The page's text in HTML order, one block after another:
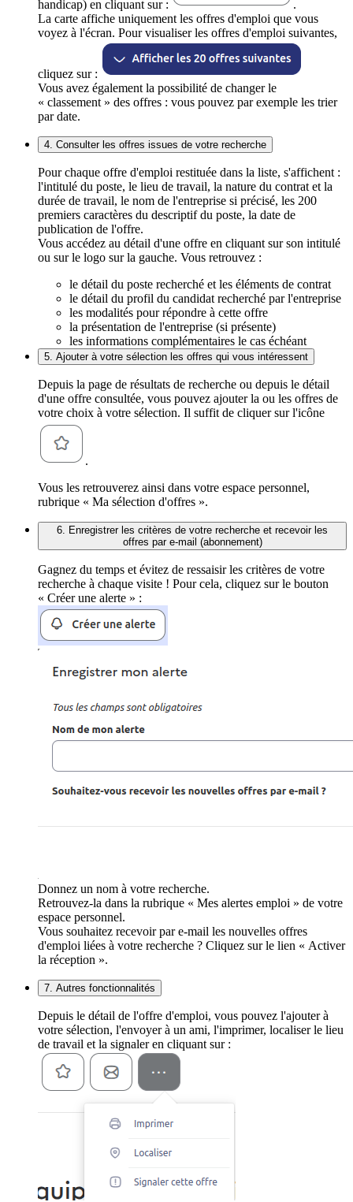
handicap) en cliquant sur :
.
La carte affiche uniquement les offres d'emploi que vous
voyez à l'écran. Pour visualiser les offres d'emploi suivantes,
cliquez sur :
Vous avez également la possibilité de changer le
« classement » des offres : vous pouvez par exemple les trier
par date.
4. Consulter les offres issues de votre recherche
Pour chaque offre d'emploi restituée dans la liste, s'affichent :
l'intitulé du poste, le lieu de travail, la nature du contrat et la
durée de travail, le nom de l'entreprise si précisé, les 200
premiers caractères du descriptif du poste, la date de
publication de l'offre.
Vous accédez au détail d'une offre en cliquant sur son intitulé
ou sur le logo sur la gauche. Vous retrouvez :
le détail du poste recherché et les éléments de contrat
le détail du profil du candidat recherché par l'entreprise
les modalités pour répondre à cette offre
la présentation de l'entreprise (si présente)
les informations complémentaires le cas échéant
5. Ajouter à votre sélection les offres qui vous intéressent
Depuis la page de résultats de recherche ou depuis le détail
d'une offre consultée, vous pouvez ajouter la ou les offres de
votre choix à votre sélection. Il suffit de cliquer sur l'icône
.
Vous les retrouverez ainsi dans votre espace personnel,
rubrique « Ma sélection d'offres ».
6. Enregistrer les critères de votre recherche et recevoir les
offres par e-mail (abonnement)
Gagnez du temps et évitez de ressaisir les critères de votre
recherche à chaque visite ! Pour cela, cliquez sur le bouton
« Créer une alerte » :
Donnez un nom à votre recherche.
Retrouvez-la dans la rubrique « Mes alertes emploi » de votre
espace personnel.
Vous souhaitez recevoir par e-mail les nouvelles offres
d'emploi liées à votre recherche ? Cliquez sur le lien « Activer
la réception ».
7. Autres fonctionnalités
Depuis le détail de l'offre d'emploi, vous pouvez l'ajouter à
votre sélection, l'envoyer à un ami, l'imprimer, localiser le lieu
de travail et la signaler en cliquant sur :